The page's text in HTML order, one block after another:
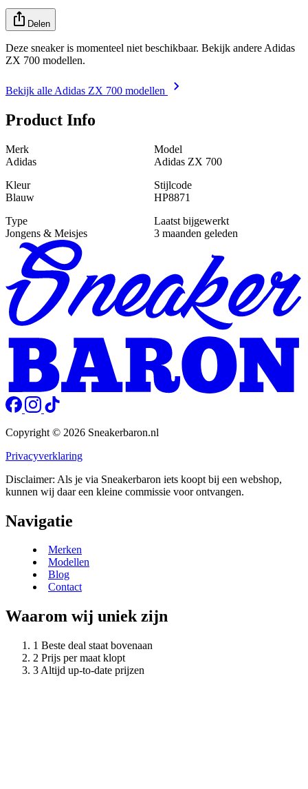
Delen
Deze sneaker is momenteel niet beschikbaar. Bekijk andere Adidas
ZX 700 modellen.
Bekijk alle Adidas ZX 700 modellen
Product Info
Merk
Adidas
Model
Adidas ZX 700
Kleur
Blauw
Stijlcode
HP8871
Type
Jongens & Meisjes
Laatst bijgewerkt
3 maanden geleden
Copyright © 2026 Sneakerbaron.nl
Privacyverklaring
Disclaimer: Als je via Sneakerbaron iets koopt bij een webshop,
kunnen wij daar een kleine commissie voor ontvangen.
Navigatie
Merken
Modellen
Blog
Contact
Waarom wij uniek zijn
Beste deal staat bovenaan
Prijs per maat klopt
Altijd up-to-date prijzen